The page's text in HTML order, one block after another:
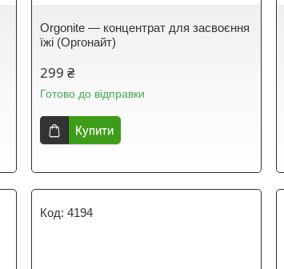
Orgonite — концентрат для засвоєння
їжі (Оргонайт)
299 ₴
Готово до відправки
Купити
4194